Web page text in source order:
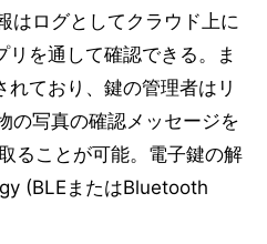
はログとしてクラウド上に
を通して確認できる。ま
ており、鍵の管理者はリ
の写真の確認メッセージを
ることが可能。電子鍵の解
(BLEまたはBluetooth